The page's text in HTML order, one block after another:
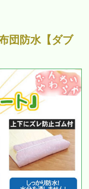
団防水【ダブ